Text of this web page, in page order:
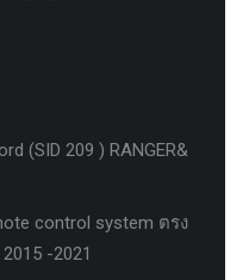
(SID 209 ) RANGER&
control system ตรง
-2021